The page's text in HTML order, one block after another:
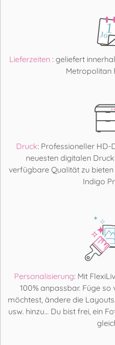
Lieferzeiten : geliefert
Metropolitan
Druck: Professioneller HD-
neuesten digitalen
verfügbare Qualität zu
Indigo
Personalisierung: Mit
100% anpassbar. Füge so
möchtest, ändere die
usw. hinzu... Du bist frei, ein